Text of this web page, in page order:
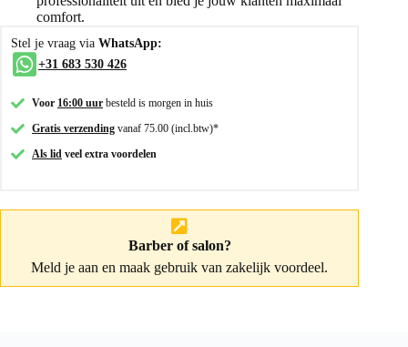
comfort.
Stel je vraag via WhatsApp:
+31 683 530 426
Voor 16:00 uur besteld is morgen in huis
Gratis verzending vanaf 75.00 (incl.btw)*
Als lid veel extra voordelen
Barber of salon?
Meld je aan en maak gebruik van zakelijk voordeel.